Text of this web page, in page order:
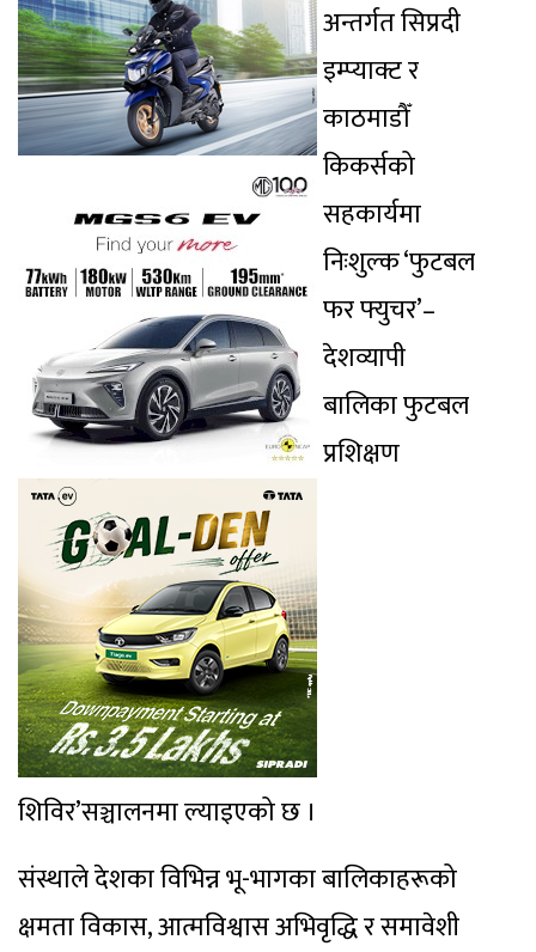
अन्तर्गत सिप्रदी
इम्प्याक्ट र
काठमाडौँ
किकर्सको
सहकार्यमा
निःशुल्क ‘फुटबल
फर फ्युचर’–
देशव्यापी
बालिका फुटबल
प्रशिक्षण
शिविर’सञ्चालनमा ल्याइएको छ ।
संस्थाले देशका विभिन्न भू-भागका बालिकाहरूको
क्षमता विकास, आत्मविश्वास अभिवृद्धि र समावेशी